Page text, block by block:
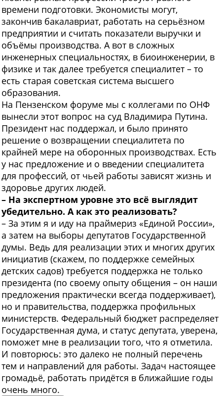
времени подготовки. Экономисты могут,
закончив бакалавриат, работать на серьёзном
предприятии и считать показатели выручки и
объёмы производства. А вот в сложных
инженерных специальностях, в биоинженерии, в
физике и так далее требуется специалитет – то
есть старая советская система высшего
образования.
На Пензенском форуме мы с коллегами по ОНФ
вынесли этот вопрос на суд Владимира Путина.
Президент нас поддержал, и было принято
решение о возвращении специалитета по
крайней мере на оборонных производствах. Есть
у нас предложение и о введении специалитета
для профессий, от чьей работы зависят жизнь и
здоровье других людей.
– На экспертном уровне это всё выглядит
убедительно. А как это реализовать?
– За этим я и иду на праймериз «Единой России»,
а затем на выборы депутатов Государственной
думы. Ведь для реализации этих и многих других
инициатив (скажем, по поддержке семейных
детских садов) требуется поддержка не только
президента (по своему опыту общения – он наши
предложения практически всегда поддерживает),
но и правительства, поддержка профильных
министерств. Федеральный бюджет распределяет
Государственная дума, и статус депутата, уверена,
поможет мне в реализации того, что я отметила.
И повторюсь: это далеко не полный перечень
тем и направлений для работы. Задач настоящее
громадьё, работать придётся в ближайшие годы
очень много.